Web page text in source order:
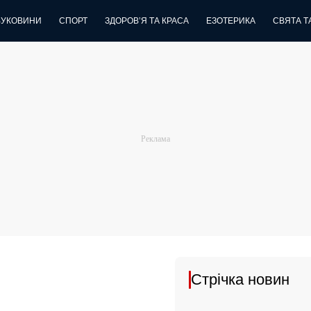
СПОРТ ЗДОРОВ’Я ТА КРАСА ЕЗОТЕРИКА СВЯТА
Стрічка новин